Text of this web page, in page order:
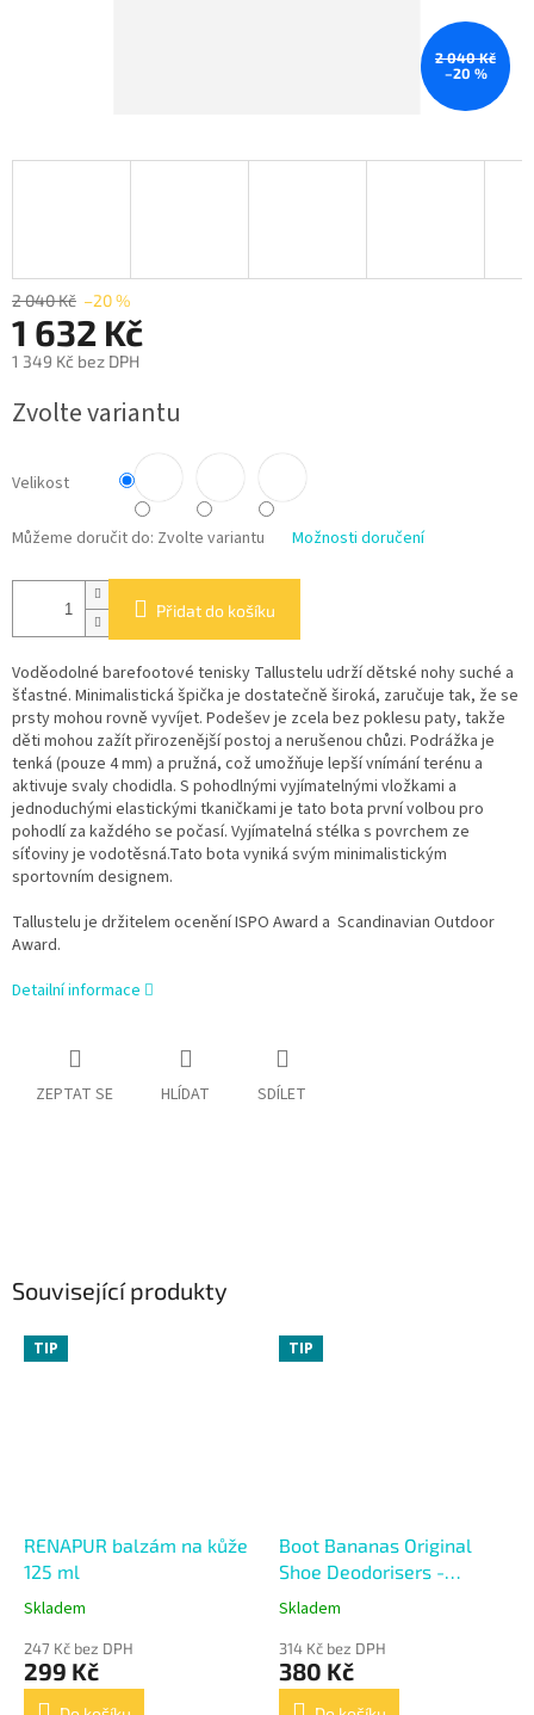
2 040 Kč
–20 %
2 040 Kč –20 %
1 632 Kč
1 349 Kč bez DPH
cena:
Zvolte variantu
Velikost
Můžeme doručit do: Zvolte variantu Možnosti doručení
Přidat do košíku
Voděodolné barefootové tenisky Tallustelu udrží dětské nohy suché a
šťastné. Minimalistická špička je dostatečně široká, zaručuje tak, že se
prsty mohou rovně vyvíjet. Podešev je zcela bez poklesu paty, takže
děti mohou zažít přirozenější postoj a nerušenou chůzi. Podrážka je
tenká (pouze 4 mm) a pružná, což umožňuje lepší vnímání terénu a
aktivuje svaly chodidla. S pohodlnými vyjímatelnými vložkami a
jednoduchými elastickými tkaničkami je tato bota první volbou pro
pohodlí za každého se počasí. Vyjímatelná stélka s povrchem ze
síťoviny je vodotěsná.Tato bota vyniká svým minimalistickým
sportovním designem.
Tallustelu je držitelem oceněníISPO Award a Scandinavian Outdoor
Award.
Detailní informace
ZEPTAT SE HLÍDAT SDÍLET
Související produkty
TIP
RENAPUR balzám na kůže
125 ml
Průměrné
produktu
je
4,7
Skladem
247 Kč bez DPH
299 Kč
TIP
Boot Bananas Original
Shoe Deodorisers -
Vysoušeč a deodorant do
Průměrné
produktu
je
4,3
Skladem
314 Kč bez DPH
380 Kč